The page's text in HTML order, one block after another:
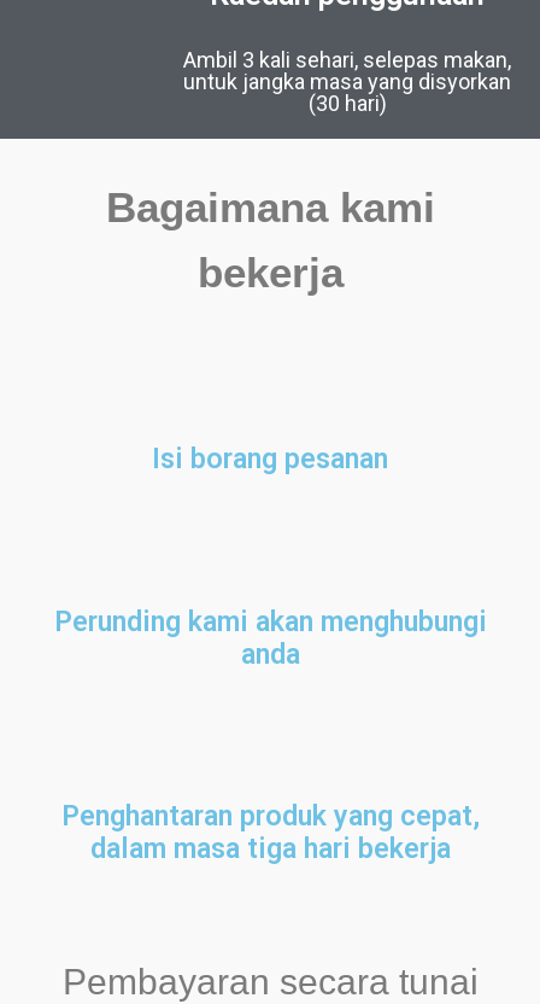
Ambil 3 kali sehari, selepas makan,
untuk jangka masa yang disyorkan
(30 hari)
Bagaimana kami
bekerja
Isi borang pesanan
Perunding kami akan menghubungi
anda
Penghantaran produk yang cepat,
dalam masa tiga hari bekerja
Pembayaran secara tunai